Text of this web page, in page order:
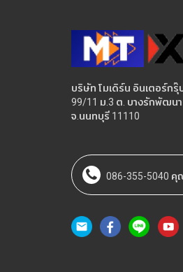
บริษัท โมเดิร์น อินเตอร์กรุ๊
99/11 ม.3 ต. บางรักพัฒน
จ.นนทบุรี 11110
086-355-5040 คุ